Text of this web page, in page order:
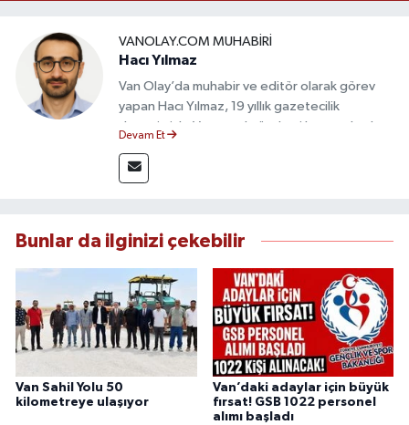
VANOLAY.COM MUHABIRI
Hacı Yılmaz
Van Olay’da muhabir ve editör olarak görev
yapan Hacı Yılmaz, 19 yıllık gazetecilik
deneyimiyle Van yerel gündemi başta olmak
takip etmektedir. Editoryal sürece katkı sunan
Yılmaz, tarafsızlık, doğruluk ve etik ilkeler
bilgilendirmektedir.
Devam Et
Bunlar da ilginizi çekebilir
Van Sahil Yolu 50
kilometreye ulaşıyor
Van’daki adaylar için büyük
fırsat! GSB 1022 personel
alımı başladı